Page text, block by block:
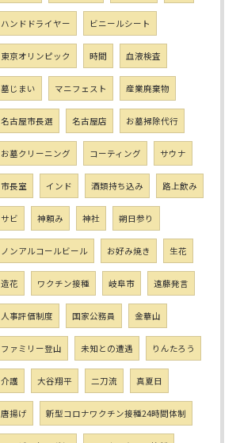
ハンドドライヤー ビニールシート
東京オリンピック 時間 血液検査
墓じまい マニフェスト 産業廃棄物
名古屋市長選 名古屋店 お墓掃除代行
お墓クリーニング コーティング サウナ
市長室 インド 酒類持ち込み 路上飲み
サビ 神頼み 神社 朔日参り
ノンアルコールビール お好み焼き 生花
造花 ワクチン接種 岐阜市 遠藤発言
人事評価制度 国家公務員 金華山
ファミリー登山 未知との遭遇 りんたろう
介護 大谷翔平 二刀流 真夏日
唐揚げ 新型コロナワクチン接種24時間体制